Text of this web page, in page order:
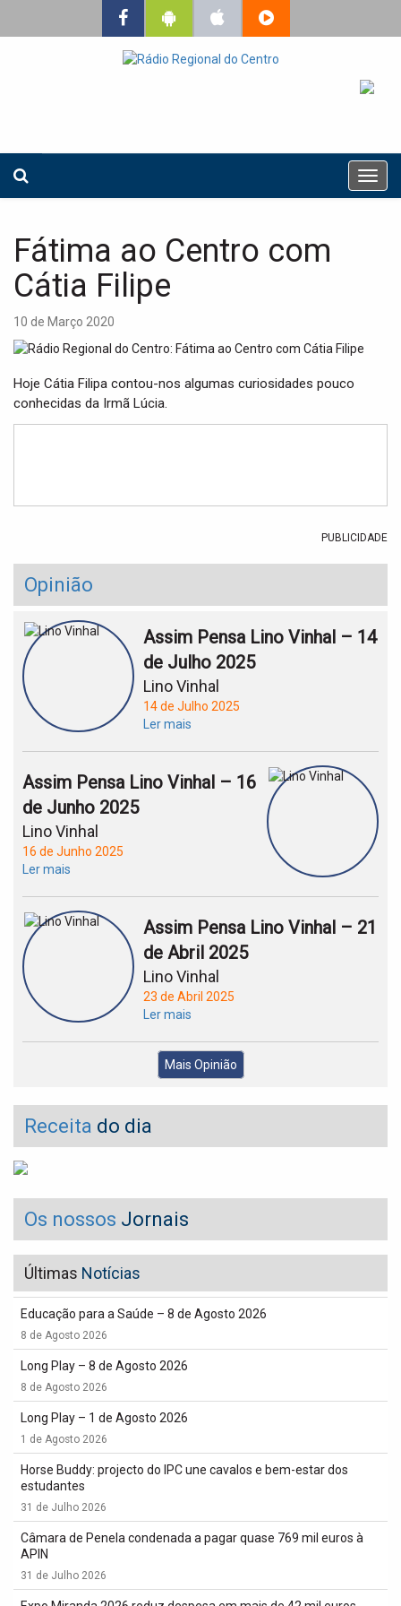
T
o
i
Fátima ao Centro com
Cátia Filipe
10 de Março 2020
Hoje Cátia Filipa contou-nos algumas curiosidades pouco
conhecidas da Irmã Lúcia.
PUBLICIDADE
Opinião
Assim Pensa Lino Vinhal – 14
de Julho 2025
Lino Vinhal
14 de Julho 2025
Ler mais
Assim Pensa Lino Vinhal – 16
de Junho 2025
Lino Vinhal
16 de Junho 2025
Ler mais
Assim Pensa Lino Vinhal – 21
de Abril 2025
Lino Vinhal
23 de Abril 2025
Ler mais
Mais Opinião
Receita do dia
Os nossos Jornais
Últimas Notícias
Educação para a Saúde – 8 de Agosto 2026
8 de Agosto 2026
Long Play – 8 de Agosto 2026
8 de Agosto 2026
Long Play – 1 de Agosto 2026
1 de Agosto 2026
Horse Buddy: projecto do IPC une cavalos e bem-estar dos
estudantes
31 de Julho 2026
Câmara de Penela condenada a pagar quase 769 mil euros à
APIN
31 de Julho 2026